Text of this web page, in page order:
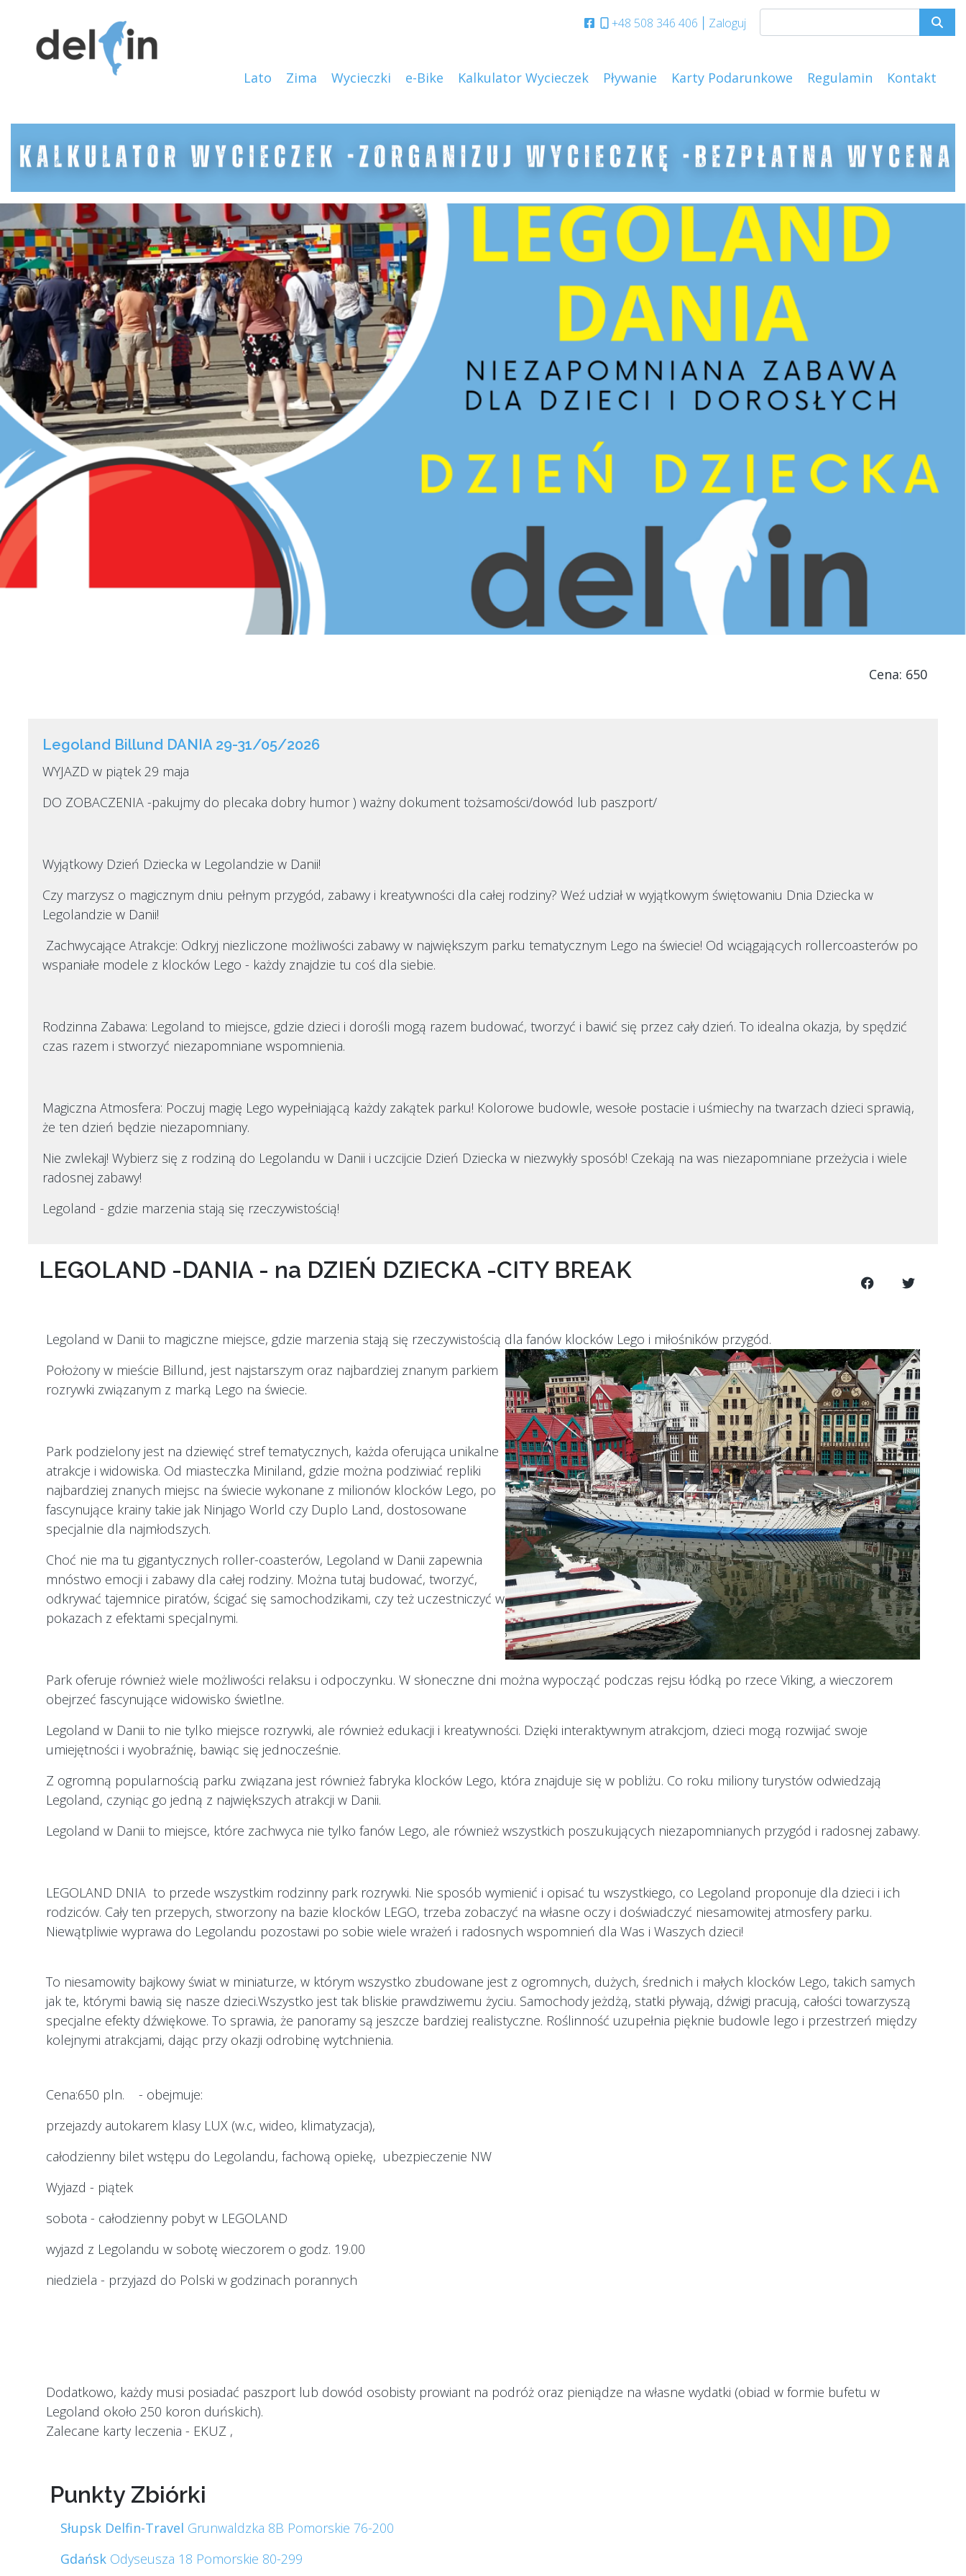
+48 508 346 406 Zaloguj
Lato Zima Wycieczki e-Bike Kalkulator Wycieczek Pływanie Karty Podarunkowe Regulamin Kontakt
Cena: 650
Legoland Billund DANIA 29-31/05/2026
WYJAZD w piątek 29 maja
DO ZOBACZENIA -pakujmy do plecaka dobry humor ) ważny dokument tożsamości/dowód lub paszport/
Wyjątkowy Dzień Dziecka w Legolandzie w Danii!
Czy marzysz o magicznym dniu pełnym przygód, zabawy i kreatywności dla całej rodziny? Weź udział w wyjątkowym świętowaniu Dnia Dziecka w
Legolandzie w Danii!
Zachwycające Atrakcje: Odkryj niezliczone możliwości zabawy w największym parku tematycznym Lego na świecie! Od wciągających rollercoasterów po
wspaniałe modele z klocków Lego - każdy znajdzie tu coś dla siebie.
Rodzinna Zabawa: Legoland to miejsce, gdzie dzieci i dorośli mogą razem budować, tworzyć i bawić się przez cały dzień. To idealna okazja, by spędzić
czas razem i stworzyć niezapomniane wspomnienia.
Magiczna Atmosfera: Poczuj magię Lego wypełniającą każdy zakątek parku! Kolorowe budowle, wesołe postacie i uśmiechy na twarzach dzieci sprawią,
że ten dzień będzie niezapomniany.
Nie zwlekaj! Wybierz się z rodziną do Legolandu w Danii i uczcijcie Dzień Dziecka w niezwykły sposób! Czekają na was niezapomniane przeżycia i wiele
radosnej zabawy!
Legoland - gdzie marzenia stają się rzeczywistością!
LEGOLAND -DANIA - na DZIEŃ DZIECKA -CITY BREAK
Legoland w Danii to magiczne miejsce, gdzie marzenia stają się rzeczywistością dla fanów klocków Lego i miłośników przygód.
Położony w mieście Billund, jest najstarszym oraz najbardziej znanym parkiem
rozrywki związanym z marką Lego na świecie.
Park podzielony jest na dziewięć stref tematycznych, każda oferująca unikalne
atrakcje i widowiska. Od miasteczka Miniland, gdzie można podziwiać repliki
najbardziej znanych miejsc na świecie wykonane z milionów klocków Lego, po
fascynujące krainy takie jak Ninjago World czy Duplo Land, dostosowane
specjalnie dla najmłodszych.
Choć nie ma tu gigantycznych roller-coasterów, Legoland w Danii zapewnia
mnóstwo emocji i zabawy dla całej rodziny. Można tutaj budować, tworzyć,
odkrywać tajemnice piratów, ścigać się samochodzikami, czy też uczestniczyć w
pokazach z efektami specjalnymi.
Park oferuje również wiele możliwości relaksu i odpoczynku. W słoneczne dni można wypocząć podczas rejsu łódką po rzece Viking, a wieczorem
obejrzeć fascynujące widowisko świetlne.
Legoland w Danii to nie tylko miejsce rozrywki, ale również edukacji i kreatywności. Dzięki interaktywnym atrakcjom, dzieci mogą rozwijać swoje
umiejętności i wyobraźnię, bawiąc się jednocześnie.
Z ogromną popularnością parku związana jest również fabryka klocków Lego, która znajduje się w pobliżu. Co roku miliony turystów odwiedzają
Legoland, czyniąc go jedną z największych atrakcji w Danii.
Legoland w Danii to miejsce, które zachwyca nie tylko fanów Lego, ale również wszystkich poszukujących niezapomnianych przygód i radosnej zabawy.
LEGOLAND DNIA to przede wszystkim rodzinny park rozrywki. Nie sposób wymienić i opisać tu wszystkiego, co Legoland proponuje dla dzieci i ich
rodziców. Cały ten przepych, stworzony na bazie klocków LEGO, trzeba zobaczyć na własne oczy i doświadczyć niesamowitej atmosfery parku.
Niewątpliwie wyprawa do Legolandu pozostawi po sobie wiele wrażeń i radosnych wspomnień dla Was i Waszych dzieci!
To niesamowity bajkowy świat w miniaturze, w którym wszystko zbudowane jest z ogromnych, dużych, średnich i małych klocków Lego, takich samych
jak te, którymi bawią się nasze dzieci.Wszystko jest tak bliskie prawdziwemu życiu. Samochody jeżdżą, statki pływają, dźwigi pracują, całości towarzyszą
specjalne efekty dźwiękowe. To sprawia, że panoramy są jeszcze bardziej realistyczne. Roślinność uzupełnia pięknie budowle lego i przestrzeń między
kolejnymi atrakcjami, dając przy okazji odrobinę wytchnienia.
Cena:650 pln. - obejmuje:
przejazdy autokarem klasy LUX (w.c, wideo, klimatyzacja),
całodzienny bilet wstępu do Legolandu, fachową opiekę, ubezpieczenie NW
Wyjazd - piątek
sobota - całodzienny pobyt w LEGOLAND
wyjazd z Legolandu w sobotę wieczorem o godz. 19.00
niedziela - przyjazd do Polski w godzinach porannych
Dodatkowo, każdy musi posiadać paszport lub dowód osobisty prowiant na podróż oraz pieniądze na własne wydatki (obiad w formie bufetu w
Legoland około 250 koron duńskich).
Zalecane karty leczenia - EKUZ ,
Punkty Zbiórki
Słupsk Delfin-Travel Grunwaldzka 8B Pomorskie 76-200
GdańskOdyseusza 18 Pomorskie 80-299